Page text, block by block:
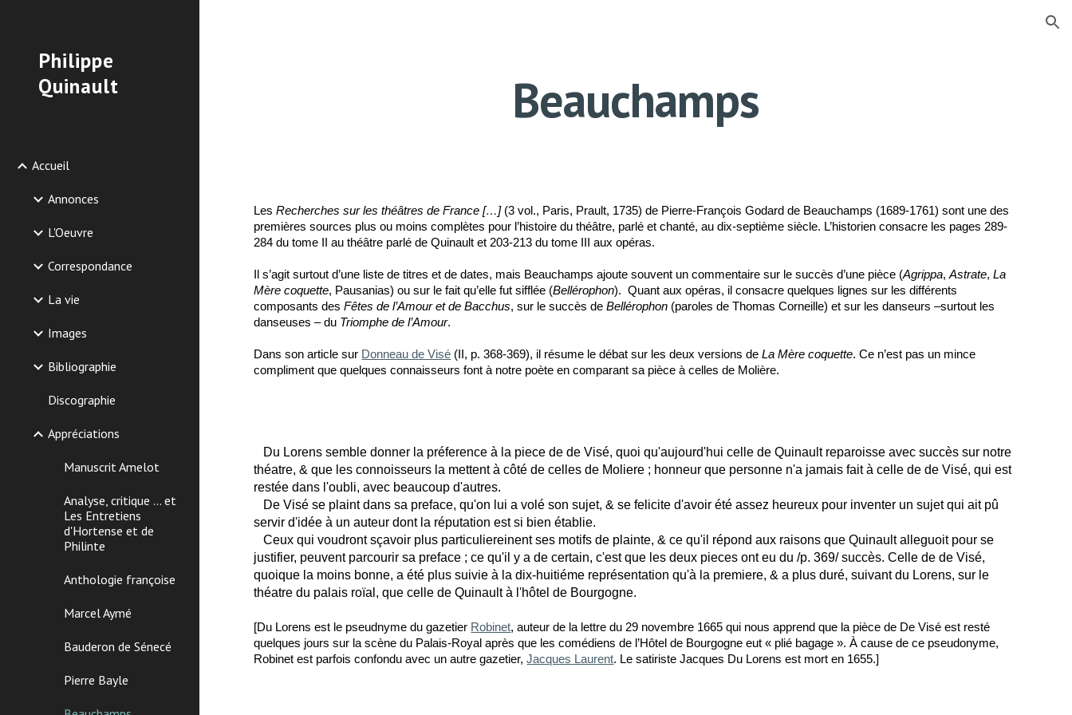
Philippe
Quinault
Accueil
Annonces
L'Oeuvre
Correspondance
La vie
Images
Bibliographie
Discographie
Appréciations
Manuscrit Amelot
Analyse, critique ... et
Les Entretiens
d'Hortense et de
Philinte
Anthologie françoise
Marcel Aymé
Bauderon de Sénecé
Pierre Bayle
Beauchamps
LesRecherches sur les théâtres de France […] (3 vol., Paris, Prault, 1735) de Pierre-François Godard de Beauchamps (1689-1761) sont une des
premières sources plus ou moins complètes pour l’histoire du théâtre, parlé et chanté, au dix-septième siècle. L’historien consacre les pages 289-
284 du tome II au théâtre parlé de Quinault et 203-213 du tome III aux opéras.
Il s’agit surtout d’une liste de titres et de dates, mais Beauchamps ajoute souvent un commentaire sur le succès d’une pièce (Agrippa,Astrate,La
Mère coquette, Pausanias) ou sur le fait qu’elle fut sifflée (Bellérophon). Quant aux opéras, il consacre quelques lignes sur les différents
composants desFêtes de l’Amour et de Bacchus, sur le succès deBellérophon (paroles de Thomas Corneille) et sur les danseurs –surtout les
danseuses – du Triomphe de l’Amour.
Dans son article sur Donneau de Visé (II, p. 368-369), il résume le débat sur les deux versions deLa Mère coquette. Ce n’est pas un mince
compliment que quelques connaisseurs font à notre poète en comparant sa pièce à celles de Molière.
Du Lorens semble donner la préference à la piece de de Visé, quoi qu'aujourd'hui celle de Quinault reparoisse avec succès sur notre
théatre, & que les connoisseurs la mettent à côté de celles de Moliere ; honneur que personne n'a jamais fait à celle de de Visé, qui est
restée dans l'oubli, avec beaucoup d'autres.
De Visé se plaint dans sa preface, qu'on lui a volé son sujet, & se felicite d'avoir été assez heureux pour inventer un sujet qui ait pû
servir d'idée à un auteur dont la réputation est si bien établie.
Ceux qui voudront sçavoir plus particuliereinent ses motifs de plainte, & ce qu'il répond aux raisons que Quinault alleguoit pour se
justifier, peuvent parcourir sa preface ; ce qu'il y a de certain, c'est que les deux pieces ont eu du /p. 369/ succès. Celle de de Visé,
quoique la moins bonne, a été plus suivie à la dix-huitiéme représentation qu'à la premiere, & a plus duré, suivant du Lorens, sur le
théatre du palais roïal, que celle de Quinault à l'hôtel de Bourgogne.
[Du Lorens est le pseudnyme du gazetier Robinet, auteur de la lettre du 29 novembre 1665 qui nous apprend que la pièce de De Visé est resté
quelques jours sur la scène du Palais-Royal après que les comédiens de l’Hôtel de Bourgogne eut « plié bagage ». À cause de ce pseudonyme,
Robinet est parfois confondu avec un autre gazetier,Jacques Laurent. Le satiriste Jacques Du Lorens est mort en 1655.]